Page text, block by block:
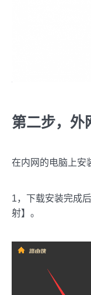
第二步，
在内网的电脑上安
1，下载安装完成
射】。